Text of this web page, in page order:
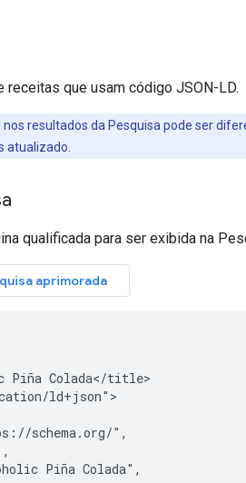
receitas que usam código JSON-LD.
nos resultados da Pesquisa pode ser
atualizado.
qualificada para ser exibida na
Piña Colada</title>
ld+json">
schema.org/",
Piña Colada",